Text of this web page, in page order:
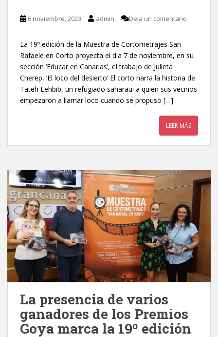
6 noviembre, 2023 admin Deja un comentario
La 19º edición de la Muestra de Cortometrajes San
Rafaele en Corto proyecta el dia 7 de noviembre, en su
sección ‘Educar en Canarias’, el trabajo de Julieta
Cherep, ‘El loco del desierto’ El corto narra la historia de
Tateh Lehbib, un refugiado saharaui a quien sus vecinos
empezaron a llamar loco cuando se propuso […]
LEER MÁS
La presencia de varios
ganadores de los Premios
Goya marca la 19º edición